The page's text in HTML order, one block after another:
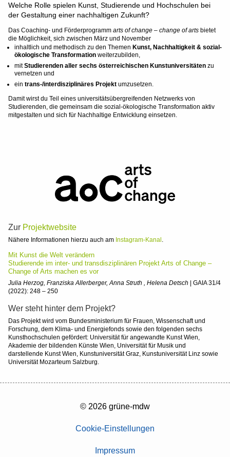
Welche Rolle spielen Kunst, Studierende und Hochschulen bei
der Gestaltung einer nachhaltigen Zukunft?
Das Coaching- und Förderprogramm arts of change – change of arts bietet
die Möglichkeit, sich zwischen März und November
inhaltlich und methodisch zu den Themen Kunst, Nachhaltigkeit & sozial-
ökologische Transformation weiterzubilden,
mitStudierenden aller sechs österreichischen Kunstuniversitäten zu
vernetzen und
ein trans-/interdisziplinäres Projekt umzusetzen.
Damit wirst du Teil eines universitätsübergreifenden Netzwerks von
Studierenden, die gemeinsam die sozial-ökologische Transformation aktiv
mitgestalten und sich für Nachhaltige Entwicklung einsetzen.
Zur Projektwebsite
Nähere Informationen hierzu auch am Instagram-Kanal .
Mit Kunst die Welt verändern
Studierende im inter- und transdisziplinären Projekt Arts of Change –
Change of Arts machen es vor
Julia Herzog, Franziska Allerberger, Anna Struth , Helena Detsch | GAIA 31/4
(2022): 248 – 250
Wer steht hinter dem Projekt?
Das Projekt wird vom Bundesministerium für Frauen, Wissenschaft und
Forschung, dem Klima- und Energiefonds sowie den folgenden sechs
Kunsthochschulen gefördert: Universität für angewandte Kunst Wien,
Akademie der bildenden Künste Wien, Universität für Musik und
darstellende Kunst Wien, Kunstuniversität Graz, Kunstuniversität Linz sowie
Universität Mozarteum Salzburg.
© 2026 grüne-mdw
Cookie-Einstellungen
Impressum